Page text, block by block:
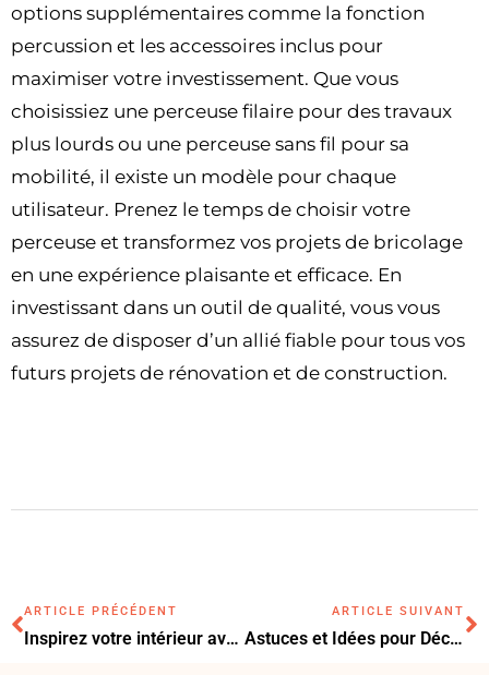
options supplémentaires comme la fonction
percussion et les accessoires inclus pour
maximiser votre investissement. Que vous
choisissiez une perceuse filaire pour des travaux
plus lourds ou une perceuse sans fil pour sa
mobilité, il existe un modèle pour chaque
utilisateur. Prenez le temps de choisir votre
perceuse et transformez vos projets de bricolage
en une expérience plaisante et efficace. En
investissant dans un outil de qualité, vous vous
assurez de disposer d’un allié fiable pour tous vos
futurs projets de rénovation et de construction.
ARTICLE PRÉCÉDENT
Inspirez votre intérieur avec des idées de décoration murale originales
ARTICLE SUIVANT
Astuces et Idées pour Décorer un Petit Appartement avec Style